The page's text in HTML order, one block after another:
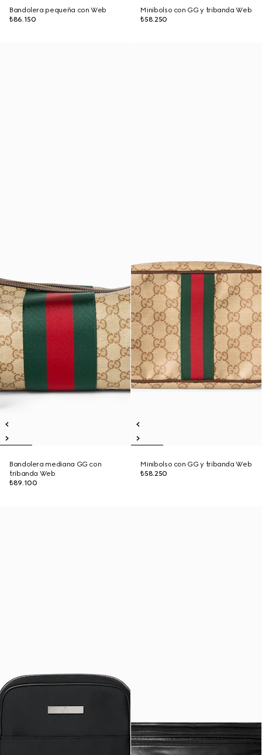
Bandolera pequeña con Web
₺86.150
Minibolso con GG y tribanda Web
₺58.250
Bandolera mediana GG con
tribanda Web
₺89.100
Minibolso con GG y tribanda Web
₺58.250